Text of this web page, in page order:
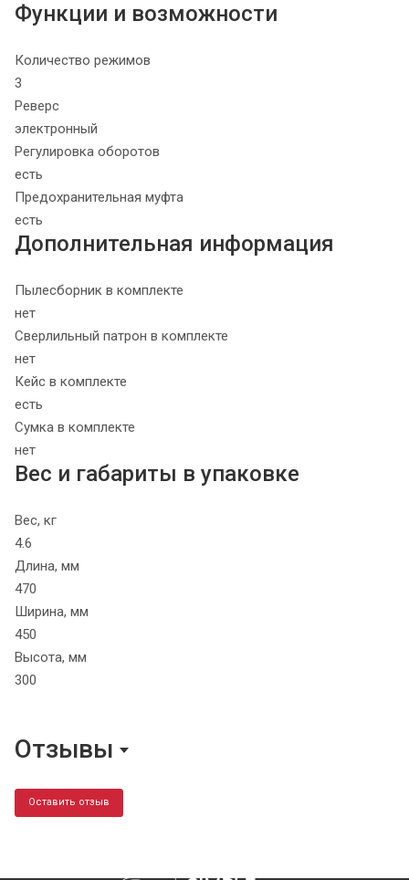
Функции и возможности
Количество режимов
3
Реверс
электронный
Регулировка оборотов
есть
Предохранительная муфта
есть
Дополнительная информация
Пылесборник в комплекте
нет
Сверлильный патрон в комплекте
нет
Кейс в комплекте
есть
Сумка в комплекте
нет
Вес и габариты в упаковке
Вес, кг
4.6
Длина, мм
470
Ширина, мм
450
Высота, мм
300
Отзывы
Оставить отзыв